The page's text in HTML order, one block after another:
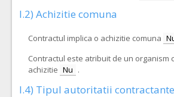
I.2) Achizitie comuna
Contractul implica o achizitie comuna
Contractul este atribuit de un organism
achizitie Nu .
I.4) Tipul autoritatii contractante